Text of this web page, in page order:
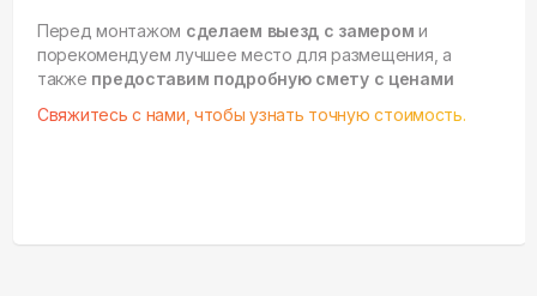
Перед монтажом сделаем выезд с замером и
порекомендуем лучшее место для размещения, а
также предоставим подробную смету с ценами
Свяжитесь с нами, чтобы узнать точную стоимость.